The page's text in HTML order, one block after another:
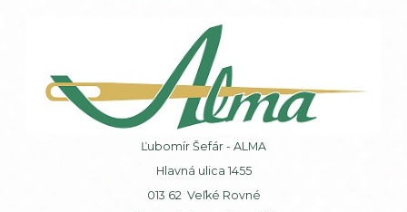
Ľubomír Šefár - ALMA
Hlavná ulica 1455
013 62 Veľké Rovné